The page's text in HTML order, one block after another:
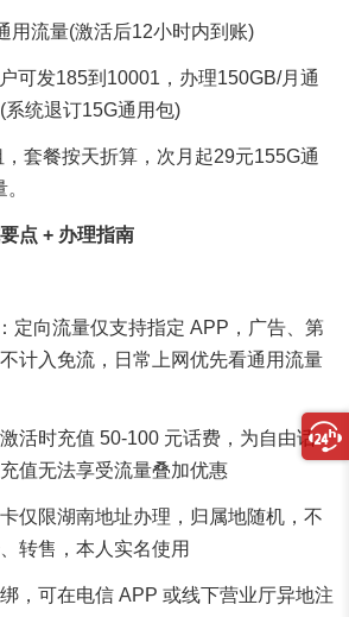
用流量(激活后12小时内到账)
可发185到10001，办理150GB/月通
统退订15G通用包)
套餐按天折算，次月起29元155G通
点 + 办理指南
定向流量仅支持指定 APP，广告、第
计入免流，日常上网优先看通用流量
活时充值 50-100 元话费，为自由话
值无法享受流量叠加优惠
仅限湖南地址办理，归属地随机，不
转售，本人实名使用
，可在电信 APP 或线下营业厅异地注